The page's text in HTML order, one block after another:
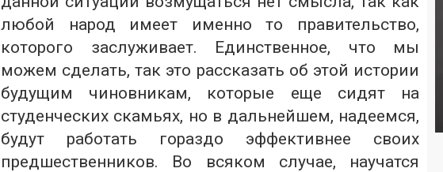
любой народ имеет именно то правительство,
которого заслуживает. Единственное, что мы
можем сделать, так это рассказать об этой истории
будущим чиновникам, которые еще сидят на
студенческих скамьях, но в дальнейшем, надеемся,
будут работать гораздо эффективнее своих
предшественников. Во всяком случае, научатся